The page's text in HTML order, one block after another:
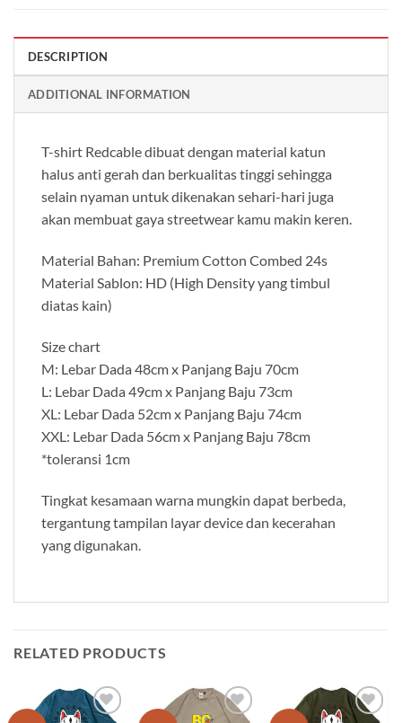
DESCRIPTION
ADDITIONAL INFORMATION
T-shirt Redcable dibuat dengan material katun
halus anti gerah dan berkualitas tinggi sehingga
selain nyaman untuk dikenakan sehari-hari juga
akan membuat gaya streetwear kamu makin keren.
Material Bahan: Premium Cotton Combed 24s
Material Sablon: HD (High Density yang timbul
diatas kain)
Size chart
M: Lebar Dada 48cm x Panjang Baju 70cm
L: Lebar Dada 49cm x Panjang Baju 73cm
XL: Lebar Dada 52cm x Panjang Baju 74cm
XXL: Lebar Dada 56cm x Panjang Baju 78cm
*toleransi 1cm
Tingkat kesamaan warna mungkin dapat berbeda,
tergantung tampilan layar device dan kecerahan
yang digunakan.
RELATED PRODUCTS